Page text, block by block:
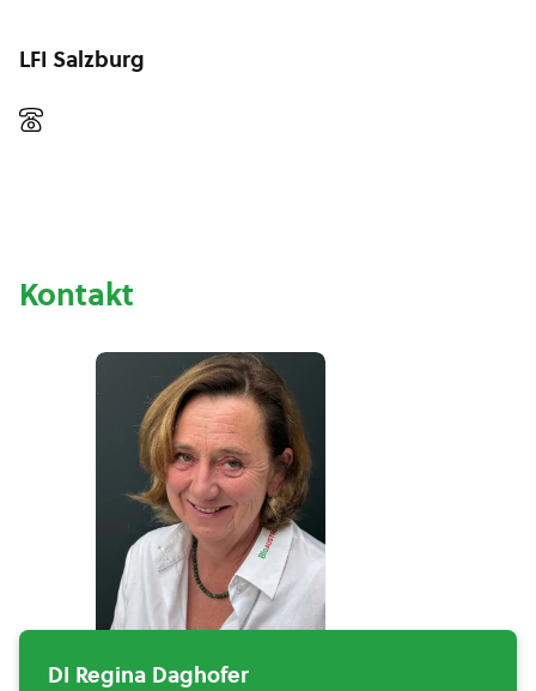
LFI Salzburg
Kontakt
DI Regina Daghofer